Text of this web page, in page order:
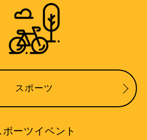
スポーツ
ポーツイベント